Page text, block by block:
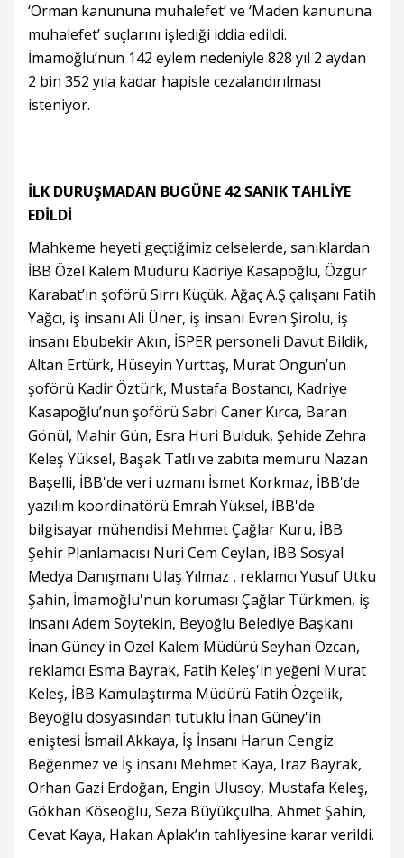
‘Orman kanununa muhalefet’ ve ‘Maden kanununa
muhalefet’ suçlarını işlediği iddia edildi.
İmamoğlu’nun 142 eylem nedeniyle 828 yıl 2 aydan
2 bin 352 yıla kadar hapisle cezalandırılması
isteniyor.
İLK DURUŞMADAN BUGÜNE 42 SANIK TAHLİYE
EDİLDİ
Mahkeme heyeti geçtiğimiz celselerde, sanıklardan
İBB Özel Kalem Müdürü Kadriye Kasapoğlu, Özgür
Karabat’ın şoförü Sırrı Küçük, Ağaç A.Ş çalışanı Fatih
Yağcı, iş insanı Ali Üner, iş insanı Evren Şirolu, iş
insanı Ebubekir Akın, İSPER personeli Davut Bildik,
Altan Ertürk, Hüseyin Yurttaş, Murat Ongun’un
şoförü Kadir Öztürk, Mustafa Bostancı, Kadriye
Kasapoğlu’nun şoförü Sabri Caner Kırca, Baran
Gönül, Mahir Gün, Esra Huri Bulduk, Şehide Zehra
Keleş Yüksel, Başak Tatlı ve zabıta memuru Nazan
Başelli, İBB'de veri uzmanı İsmet Korkmaz, İBB'de
yazılım koordinatörü Emrah Yüksel, İBB'de
bilgisayar mühendisi Mehmet Çağlar Kuru, İBB
Şehir Planlamacısı Nuri Cem Ceylan, İBB Sosyal
Medya Danışmanı Ulaş Yılmaz , reklamcı Yusuf Utku
Şahin, İmamoğlu'nun koruması Çağlar Türkmen, iş
insanı Adem Soytekin, Beyoğlu Belediye Başkanı
İnan Güney'in Özel Kalem Müdürü Seyhan Özcan,
reklamcı Esma Bayrak, Fatih Keleş'in yeğeni Murat
Keleş, İBB Kamulaştırma Müdürü Fatih Özçelik,
Beyoğlu dosyasından tutuklu İnan Güney'in
eniştesi İsmail Akkaya, İş İnsanı Harun Cengiz
Beğenmez ve İş insanı Mehmet Kaya, Iraz Bayrak,
Orhan Gazi Erdoğan, Engin Ulusoy, Mustafa Keleş,
Gökhan Köseoğlu, Seza Büyükçulha, Ahmet Şahin,
Cevat Kaya, Hakan Aplak’ın tahliyesine karar verildi.